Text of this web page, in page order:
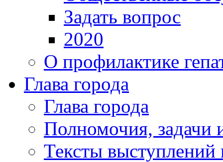
Задать вопрос
2020
О профилактике
Глава города
Глава города
Полномочия, задачи
Тексты выступлений